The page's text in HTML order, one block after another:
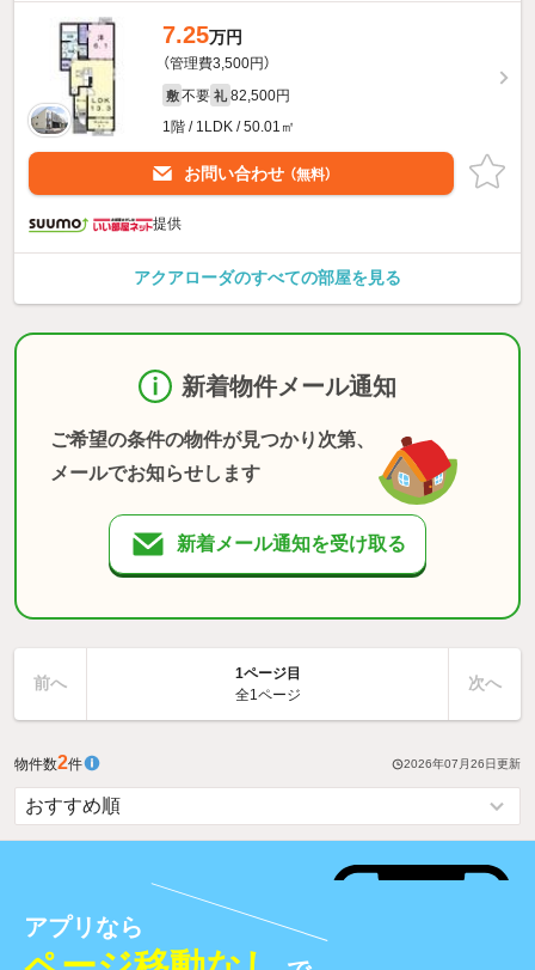
7.25万円
（管理費3,500円）
敷 不要 礼 82,500円
1階 / 1LDK / 50.01㎡
お問い合わせ （無料）
提供
アクアローダのすべての部屋を見る
新着物件メール通知
ご希望の条件の物件が見つかり次第、
メールでお知らせします
新着メール通知を受け取る
前へ
1ページ目
全1ページ
次へ
物件数2件 2026年07月26日更新
アプリなら